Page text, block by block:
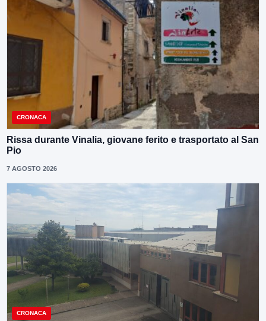
CRONACA
Rissa durante Vinalia, giovane ferito e trasportato al San
Pio
7 AGOSTO 2026
CRONACA